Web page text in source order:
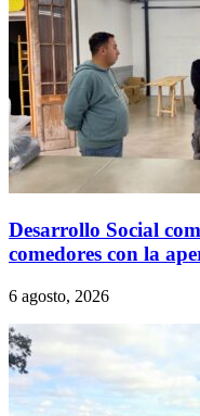
Desarrollo Social
comedores con la
6 agosto, 2026